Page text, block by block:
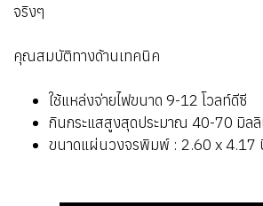
จริงๆ
คุณสมบัติทางด้านเทคนิค
ใช้แหล่งจ่ายไฟขนาด 9-12 โวลท์ดีซี
กินกระแสสูงสุดประมาณ 40-70 มิล
ขนาดแผ่นวงจรพิมพ์ : 2.60 x 4.17